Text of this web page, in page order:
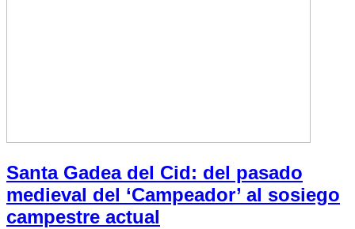
Santa Gadea del Cid: del pasado
medieval del ‘Campeador’ al sosiego
campestre actual